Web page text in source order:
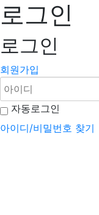
로그인
로그인
회원가입
자동로그인
아이디/비밀번호 찾기